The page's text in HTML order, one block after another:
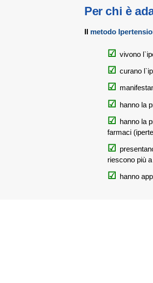
Per chi è
Il metodo
vivono
curano
hanno la
hanno la
farmaci
riescono più
hanno